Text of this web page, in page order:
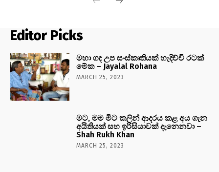
Editor Picks
මහා ගඳ උප සංස්කෘතියක් හැදිච්චි රටක්
මේක – Jayalal Rohana
MARCH 25, 2023
මට, මම මීට කලින් ආදරය කළ අය ගැන
අයිතියක් සහ ඉරිසියාවක් දැනෙනවා –
Shah Rukh Khan
MARCH 25, 2023